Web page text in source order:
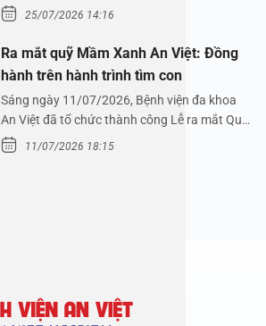
xoang cùng PGS.…
25/07/2026 14:16
Ra mắt quỹ Mầm Xanh An Việt: Đồng
hành trên hành trình tìm con
Sáng ngày 11/07/2026, Bệnh viện đa khoa
An Việt đã tổ chức thành công Lễ ra mắt Quỹ
Mầm Xanh…
11/07/2026 18:15